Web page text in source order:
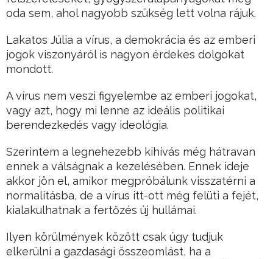
oda sem, ahol nagyobb szükség lett volna rájuk.
Lakatos Júlia a vírus, a demokrácia és az emberi
jogok viszonyáról is nagyon érdekes dolgokat
mondott.
A vírus nem veszi figyelembe az emberi jogokat,
vagy azt, hogy mi lenne az ideális politikai
berendezkedés vagy ideológia.
Szerintem a legnehezebb kihívás még hátravan
ennek a válságnak a kezelésében. Ennek ideje
akkor jön el, amikor megpróbálunk visszatérni a
normalitásba, de a vírus itt-ott még felüti a fejét,
kialakulhatnak a fertőzés új hullámai.
Ilyen körülmények között csak úgy tudjuk
elkerülni a gazdasági összeomlást, ha a